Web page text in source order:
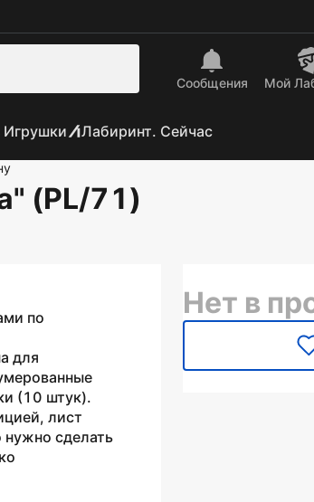
Сообщения Mой
Игрушки Лабиринт. Сейчас
(PL/71)
по
для
(10 штук).
лист
нужно сделать
Нет в